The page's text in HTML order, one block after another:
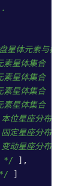
体元素与模式能
星体集合
星体集合
星体集合
星体集合
位星座分布
定星座分布
动星座分布
*/ ],
]